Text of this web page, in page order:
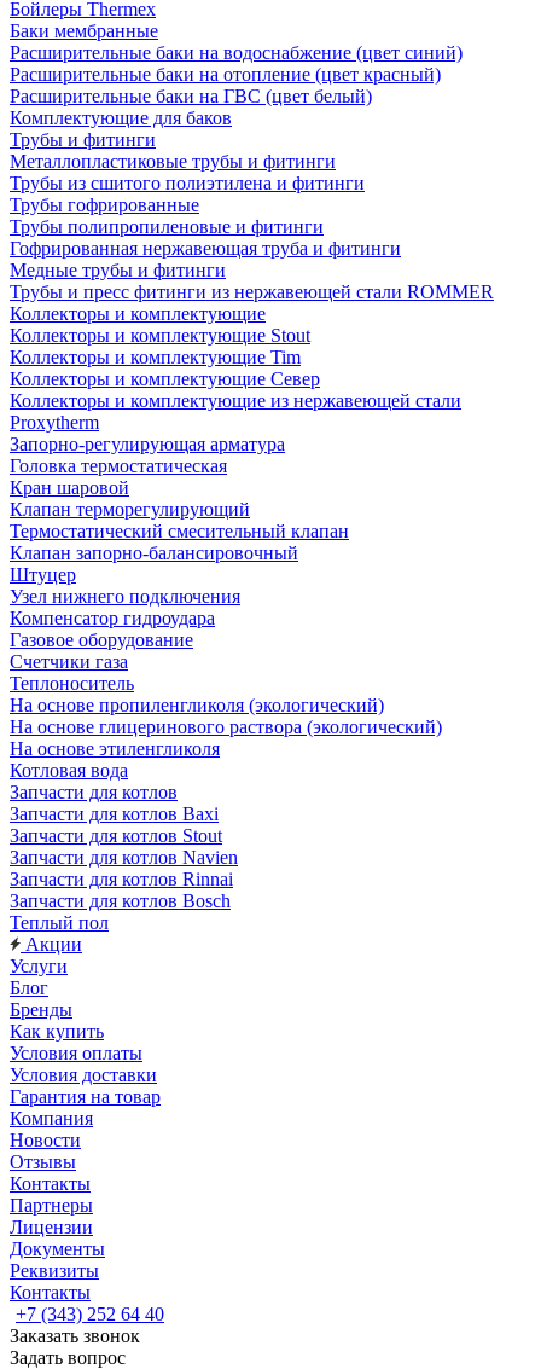
Бойлеры Thermex
Баки мембранные
Расширительные баки на водоснабжение (цвет синий)
Расширительные баки на отопление (цвет красный)
Расширительные баки на ГВС (цвет белый)
Комплектующие для баков
Трубы и фитинги
Металлопластиковые трубы и фитинги
Трубы из сшитого полиэтилена и фитинги
Трубы гофрированные
Трубы полипропиленовые и фитинги
Гофрированная нержавеющая труба и фитинги
Медные трубы и фитинги
Трубы и пресс фитинги из нержавеющей стали ROMMER
Коллекторы и комплектующие
Коллекторы и комплектующие Stout
Коллекторы и комплектующие Tim
Коллекторы и комплектующие Север
Коллекторы и комплектующие из нержавеющей стали
Proxytherm
Запорно-регулирующая арматура
Головка термостатическая
Кран шаровой
Клапан терморегулирующий
Термостатический смесительный клапан
Клапан запорно-балансировочный
Штуцер
Узел нижнего подключения
Компенсатор гидроудара
Газовое оборудование
Счетчики газа
Теплоноситель
На основе пропиленгликоля (экологический)
На основе глицеринового раствора (экологический)
На основе этиленгликоля
Котловая вода
Запчасти для котлов
Запчасти для котлов Baxi
Запчасти для котлов Stout
Запчасти для котлов Navien
Запчасти для котлов Rinnai
Запчасти для котлов Bosch
Теплый пол
Акции
Услуги
Блог
Бренды
Как купить
Условия оплаты
Условия доставки
Гарантия на товар
Компания
Новости
Отзывы
Контакты
Партнеры
Лицензии
Документы
Реквизиты
Контакты
+7 (343) 252 64 40
Заказать звонок
Задать вопрос